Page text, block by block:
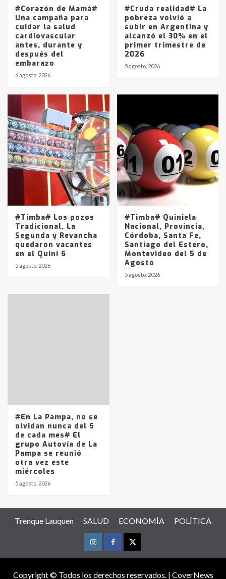
2
14 allanamientos con Gendarmería
en T.Lauquen, Pehuajó y Carlos
Casares
Identidad de los adolescentes
pampeanos que fueron
4
Accidente en Ruta 5: falleció un
joven de Trenque Lauquen
Los precios de los combustibles en
La Pampa, desde YPF hasta Axion
entre 857 a 1338 pesos
#Corazón de Mamá#
Una campaña para
cuidar la salud
cardiovascular
antes, durante y
después del
embarazo
6 agosto, 2026
#Cruda realidad# La
pobreza volvió a
subir en Argentina y
alcanzó el 30% en el
primer trimestre de
2026
5 agosto, 2026
#Timba# Los pozos
Tradicional, La
Segunda y Revancha
quedaron vacantes
en el Quini 6
5 agosto, 2026
#Timba# Quiniela
Nacional, Provincia,
Córdoba, Santa Fe,
Santiago del Estero,
Montevideo del 5 de
Agosto
5 agosto, 2026
#En La Pampa, no se
olvidan nunca del 5
de cada mes# El
grupo Autovía de La
Pampa se reunió
otra vez este
miércoles
5 agosto, 2026
Trenque Lauquen SALUD ECONOMÍA POLÍTICA
InstagramFacebookTwitter
Copyright © Todos los derechos reservados. | CoverNews